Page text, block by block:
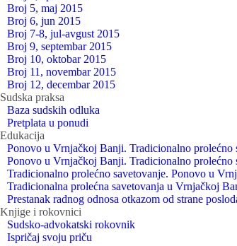
Broj 5, maj 2015
Broj 6, jun 2015
Broj 7-8, jul-avgust 2015
Broj 9, septembar 2015
Broj 10, oktobar 2015
Broj 11, novembar 2015
Broj 12, decembar 2015
Sudska praksa
Baza sudskih odluka
Pretplata u ponudi
Edukacija
Ponovo u Vrnjačkoj Banji. Tradicionalno prolećno
Ponovo u Vrnjačkoj Banji. Tradicionalno prolećno
Tradicionalno prolećno savetovanje. Ponovo u
Tradicionalna prolećna savetovanja u Vrnjačkoj
Prestanak radnog odnosa otkazom od strane
Knjige i rokovnici
Sudsko-advokatski rokovnik
Ispričaj svoju priču